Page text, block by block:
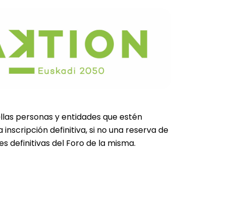
personas y entidades que estén
definitiva, si no una reserva de
definitivas del Foro de la misma.